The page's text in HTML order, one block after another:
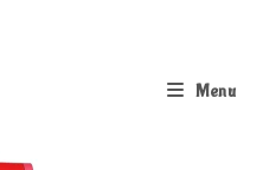
Menu